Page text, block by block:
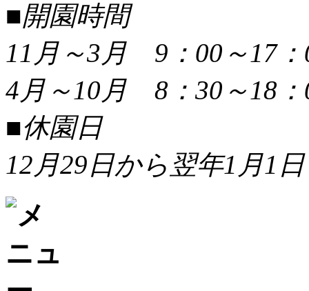
■開園時間
11月～3月 9：00～17：
4月～10月 8：30～18：
■休園日
12月29日から翌年1月1日